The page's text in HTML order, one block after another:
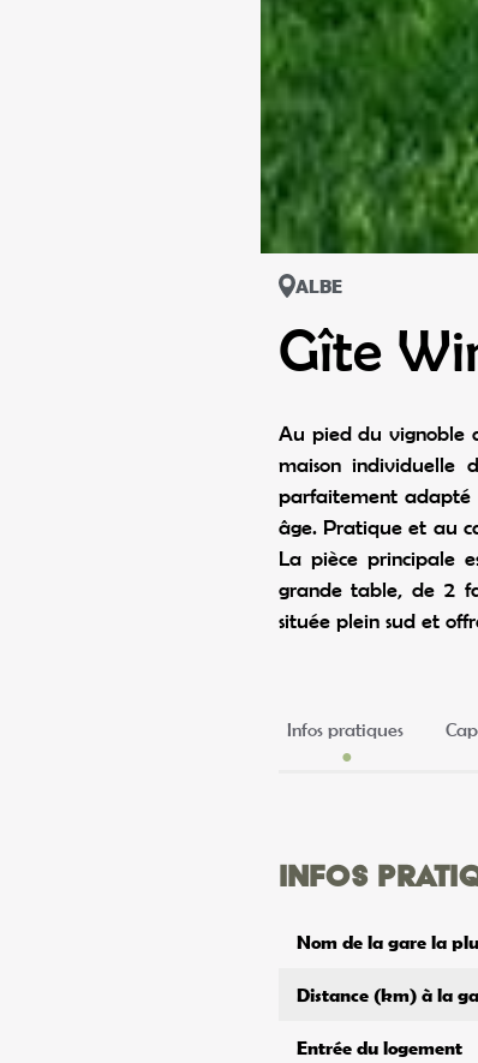
ALBE
Gîte
Au pied du vignoble
maison individuelle
parfaitement adapté
âge. Pratique et au
La pièce principale
grande table, de 2
située plein sud et
Infos pratiques
Infos
Nom de la gare la
Distance (km) à la
Entrée du logement